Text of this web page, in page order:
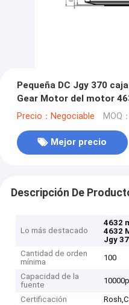
Pequeña DC Jgy 370
Gear Motor del motor
Precio：Negociable MOQ
Mejor precio
Descripción De
Lo más destacado
4632
4632
Jgy
Cantidad de orden
mínima
100
Capacidad de la
fuente
Certificación